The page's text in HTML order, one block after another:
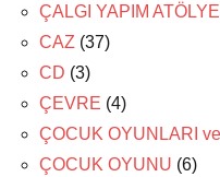
ÇALGI YAPIM
CAZ (37)
CD (3)
ÇEVRE (4)
ÇOCUK OYUNLARI
ÇOCUK OYUNU (6)